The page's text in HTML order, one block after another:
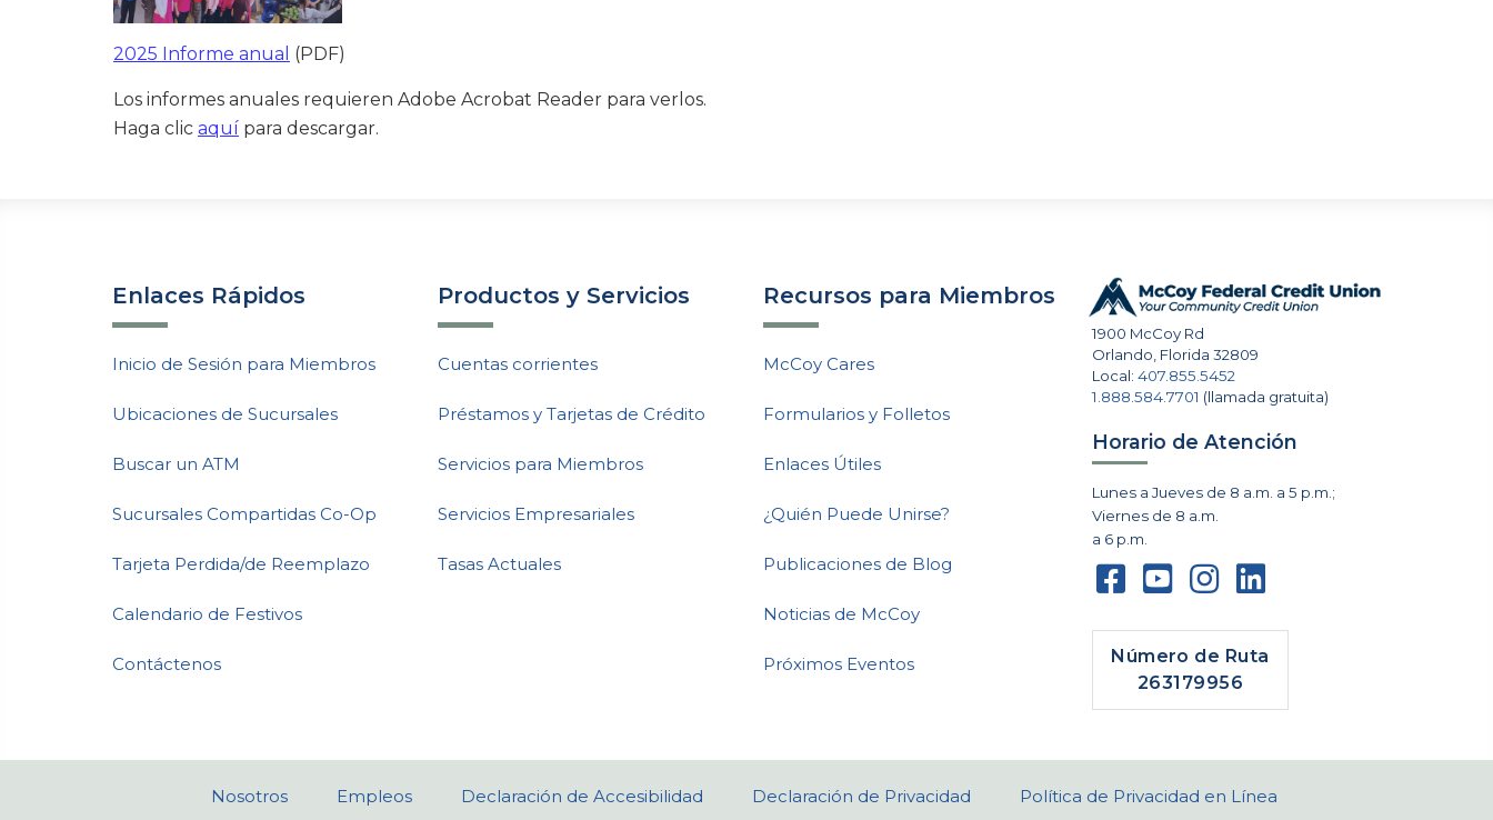
2025 Informe anual (PDF)
Los informes anuales requieren Adobe Acrobat Reader para verlos.
Haga clic aquí para descargar.
Enlaces Rápidos
Inicio de Sesión para Miembros
Ubicaciones de Sucursales
Buscar un ATM
Sucursales Compartidas Co-Op
Tarjeta Perdida/de Reemplazo
Calendario de Festivos
Contáctenos
Productos y Servicios
Cuentas corrientes
Préstamos y Tarjetas de Crédito
Servicios para Miembros
Servicios Empresariales
Tasas Actuales
Recursos para Miembros
McCoy Cares
Formularios y Folletos
Enlaces Útiles
¿Quién Puede Unirse?
Publicaciones de Blog
Noticias de McCoy
Próximos Eventos
1900 McCoy Rd
Orlando, Florida 32809
Local:407.855.5452
1.888.584.7701 (llamada gratuita)
Horario de Atención
Lunes a Jueves de 8 a.m. a 5 p.m.;
Viernes de 8 a.m.
a 6 p.m.
Número de Ruta
263179956
Nosotros Empleos Declaración de Accesibilidad Declaración de Privacidad Política de Privacidad en Línea